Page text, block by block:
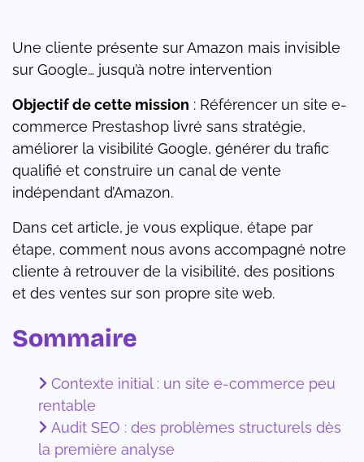
Une cliente présente sur Amazon mais invisible
sur Google… jusqu’à notre intervention
Objectif de cette mission : Référencer un site e-
commerce Prestashop livré sans stratégie,
améliorer la visibilité Google, générer du trafic
qualifié et construire un canal de vente
indépendant d’Amazon.
Dans cet article, je vous explique, étape par
étape, comment nous avons accompagné notre
cliente à retrouver de la visibilité, des positions
et des ventes sur son propre site web.
Sommaire
Contexte initial : un site e-commerce peu
rentable
Audit SEO : des problèmes structurels dès
la première analyse